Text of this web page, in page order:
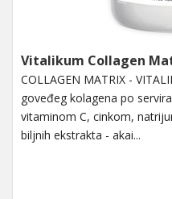
Vitalikum Collagen
COLLAGEN MATRIX -
goveđeg kolagena po
vitaminom C, cinkom,
biljnih ekstrakta - akai...